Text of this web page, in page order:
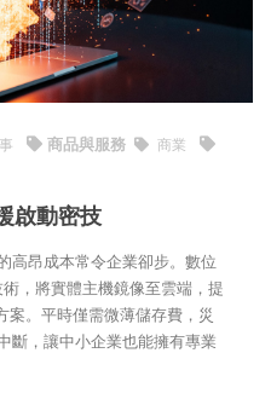
商品與服務 商業
啟動密技
高昂成本常令企業卻步。數位
，將實體主機鏡像至雲端，提
案。平時僅需微薄儲存費，災
斷，讓中小企業也能擁有專業